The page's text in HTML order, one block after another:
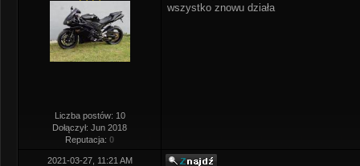
Liczba postów: 10
Dołączył: Jun 2018
Reputacja: 0
wszystko znowu działa
2021-03-27, 11:21 AM